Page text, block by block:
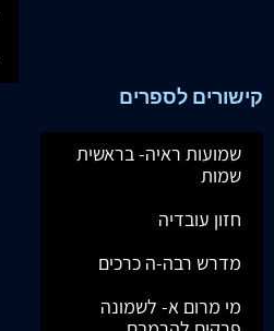
קישורים לספרים
שמועות ראיה- בראשית
שמות
חזון עובדיה
מדרש רבה-ה כרכים
מי מרום א- לשמונה